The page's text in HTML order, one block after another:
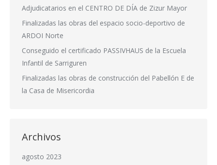
Adjudicatarios en el CENTRO DE DÍA de Zizur Mayor
Finalizadas las obras del espacio socio-deportivo de
ARDOI Norte
Conseguido el certificado PASSIVHAUS de la Escuela
Infantil de Sarriguren
Finalizadas las obras de construcción del Pabellón E de
la Casa de Misericordia
Archivos
agosto 2023